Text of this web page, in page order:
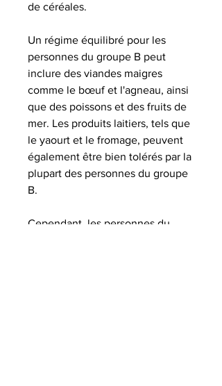
de céréales.
Un régime équilibré pour les
personnes du groupe B peut
inclure des viandes maigres
comme le bœuf et l'agneau, ainsi
que des poissons et des fruits de
mer. Les produits laitiers, tels que
le yaourt et le fromage, peuvent
également être bien tolérés par la
plupart des personnes du groupe
B.
Cependant, les personnes du